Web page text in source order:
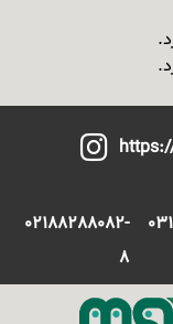
02188288082-
8